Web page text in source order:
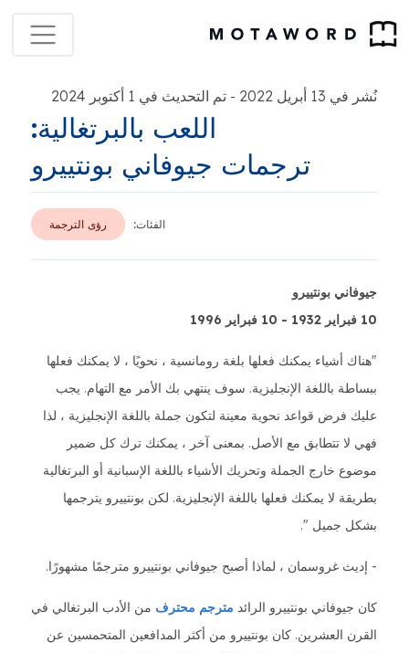
نُشر في 13 أبريل 2022 - تم التحديث في 1 أكتوبر 2024
اللعب بالبرتغالية:
ترجمات جيوفاني بونتييرو
الفئات: رؤى الترجمة
جيوفاني بونتييرو
10 فبراير 1932 - 10 فبراير 1996
"هناك أشياء يمكنك فعلها بلغة رومانسية ، نحويًا ، لا يمكنك فعلها
ببساطة باللغة الإنجليزية. سوف ينتهي بك الأمر مع التهام. يجب
عليك فرض قواعد نحوية معينة لتكون جملة باللغة الإنجليزية ، لذا
فهي لا تتطابق مع الأصل. بمعنى آخر ، يمكنك ترك كل ضمير
موضوع خارج الجملة وتحريك الأشياء باللغة الإسبانية أو البرتغالية
بطريقة لا يمكنك فعلها باللغة الإنجليزية. لكن بونتييرو يترجمها
بشكل جميل ".
- إديث غروسمان ، لماذا أصبح جيوفاني بونتييرو مترجمًا مشهورًا.
كان جيوفاني بونتييرو الرائدمترجم محترف من الأدب البرتغالي في
القرن العشرين. كان بونتييرو من أكثر المدافعين المتحمسين عن